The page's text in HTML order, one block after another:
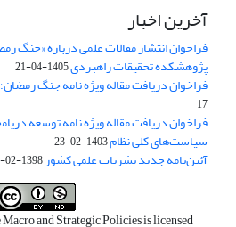
آخرین اخبار
فراخوان انتشار مقالات علمی درباره «جنگ
پژوهشکده تحقیقات راهبردی1405-04-21
فراخوان دریافت مقاله ویژه نامه جنگ رمضان؛
17
فراخوان دریافت مقاله ویژه نامه توسعه
سیاست‌های کلی نظام1403-02-23
آئین‌نامه جدید نشریات علمی کشور1398-02-22
and Strategic Policies is licensed